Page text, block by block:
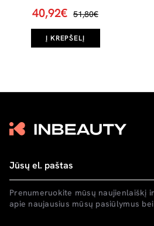
40,92€ 51,80€
Į KREPŠELĮ
Prenumeruokite mūsų naujienlaiškį
apie naujausius mūsų pasiūlymus